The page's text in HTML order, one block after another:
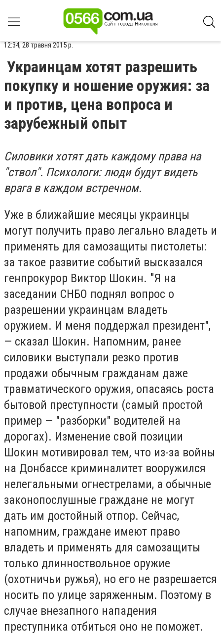
12:34, 28 травня 2015 р.
Украинцам хотят разрешить
покупку и ношение оружия: за
и против, цена вопроса и
зарубежный опыт
Силовики хотят дать каждому права на
"ствол". Психологи: люди будут видеть
врага в каждом встречном.
Уже в ближайшие месяцы украинцы
могут получить право легально владеть и
применять для самозащиты пистолеты:
за такое развитие событий высказался
генпрокурор Виктор Шокин. "Я на
заседании СНБО поднял вопрос о
разрешении украинцам владеть
оружием. И меня поддержал президент",
— сказал Шокин. Напомним, ранее
силовики выступали резко против
продажи обычным гражданам даже
травматического оружия, опасаясь роста
бытовой преступности (самый простой
пример — "разборки" водителей на
дорогах). Изменение свой позиции
Шокин мотивировал тем, что из-за войны
на Донбассе криминалитет вооружился
нелегальными огнестрелами, а обычные
законопослушные граждане не могут
дать им достойный отпор. Сейчас,
напомним, граждане имеют право
владеть и применять для самозащиты
только длинноствольное оружие
(охотничьи ружья), но его не разрешается
носить по улице заряженным. Поэтому в
случае внезапного нападения
преступника отбиться оно не поможет.